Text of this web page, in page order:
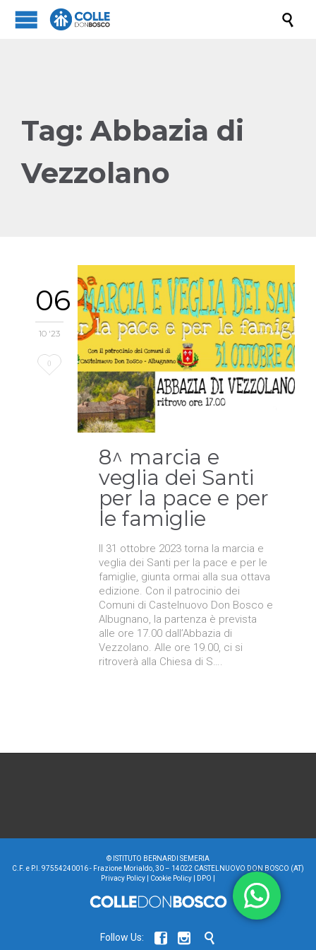

Tag:Abbazia di
Vezzolano
06
10 '23
Love
0
8^ marcia e
veglia dei Santi
per la pace e per
le famiglie
Il 31 ottobre 2023 torna la marcia e
veglia dei Santi per la pace e per le
famiglie, giunta ormai alla sua ottava
edizione. Con il patrocinio dei
Comuni di Castelnuovo Don Bosco e
Albugnano, la partenza è prevista
alle ore 17.00 dall’Abbazia di
Vezzolano. Alle ore 19.00, ci si
ritroverà alla Chiesa di S….
© ISTITUTO BERNARDI SEMERIA
C.F. e P.I. 97554240016 - Frazione Morialdo, 30 – 14022 CASTELNUOVO DON BOSCO (AT)
Privacy Policy
Cookie Policy DPO
Follow Us:   